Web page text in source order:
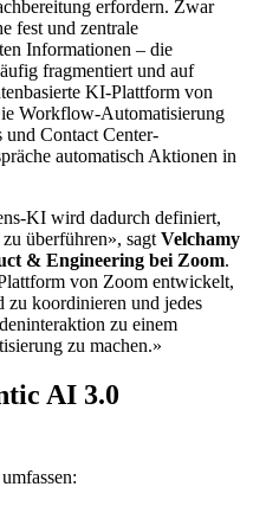
erfordern. Zwar
fest und zentrale
Informationen – die
fragmentiert und auf
KI-Plattform von
Workflow-Automatisierung
Contact Center-
automatisch Aktionen in
KI wird dadurch definiert,
überführen», sagt Velchamy
& Engineering bei Zoom.
von Zoom entwickelt,
zu koordinieren und jedes
zu einem
zu machen.»
AI 3.0